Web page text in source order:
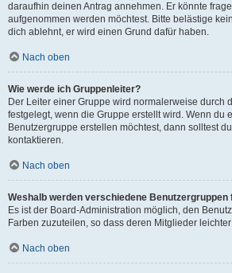
daraufhin deinen Antrag annehmen. Er könnte
aufgenommen werden möchtest. Bitte belästige
dich ablehnt, er wird einen Grund dafür haben.
Nach oben
Wie werde ich Gruppenleiter?
Der Leiter einer Gruppe wird normalerweise durch
festgelegt, wenn die Gruppe erstellt wird. Wenn du
Benutzergruppe erstellen möchtest, dann solltest
kontaktieren.
Nach oben
Weshalb werden verschiedene
Es ist der Board-Administration möglich, den
Farben zuzuteilen, so dass deren Mitglieder
Nach oben